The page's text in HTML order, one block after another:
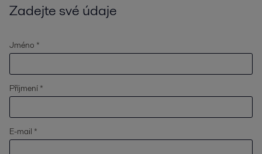
Zadejte své údaje
Jméno *
Příjmení *
E-mail *